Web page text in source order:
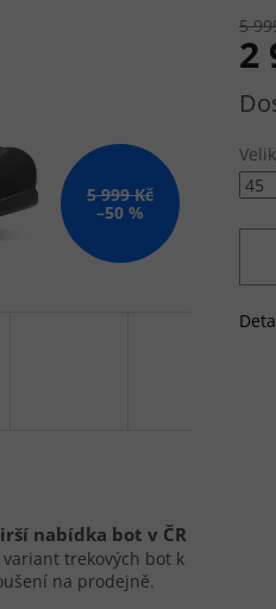
5 999 Kč
–50 %
5
2
nabídka bot v ČR
variant trekových bot k
na prodejně.